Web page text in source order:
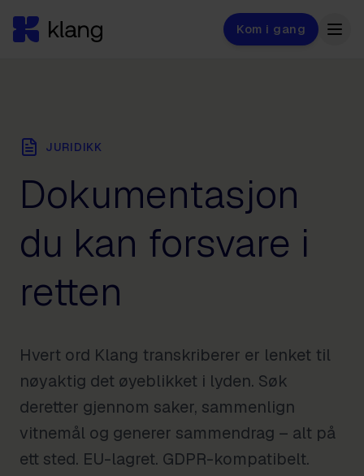
Kom i gang
JURIDIKK
Dokumentasjon
du kan forsvare i
retten
Hvert ord Klang transkriberer er lenket til
nøyaktig det øyeblikket i lyden. Søk
deretter gjennom saker, sammenlign
vitnemål og generer sammendrag – alt på
ett sted. EU-lagret. GDPR-kompatibelt.